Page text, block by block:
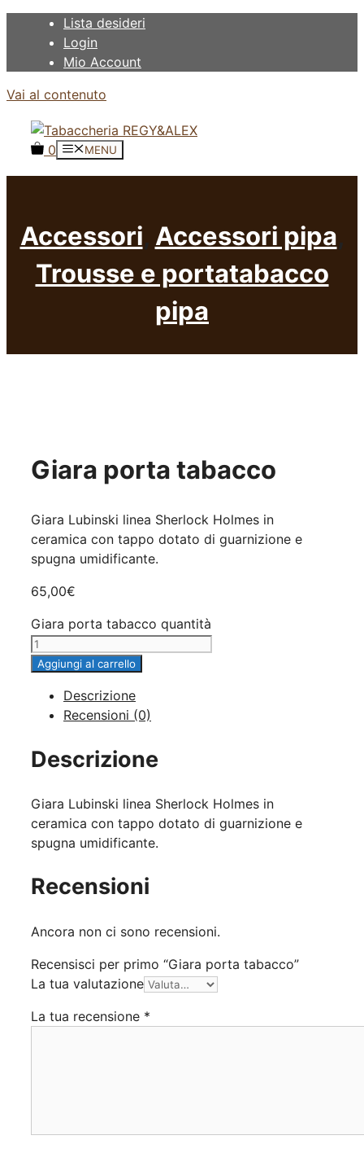
Lista desideri
Login
Mio Account
Vai al contenuto
0 MENU
Accessori, Accessori pipa,
Trousse e portatabacco
pipa
Giara porta tabacco
Giara Lubinski linea Sherlock Holmes in
ceramica con tappo dotato di guarnizione e
spugna umidificante.
65,00€
Giara porta tabacco quantità
Aggiungi al carrello
Descrizione
Recensioni (0)
Descrizione
Giara Lubinski linea Sherlock Holmes in
ceramica con tappo dotato di guarnizione e
spugna umidificante.
Recensioni
Ancora non ci sono recensioni.
Recensisci per primo “Giara porta tabacco”
La tua valutazione
La tua recensione *